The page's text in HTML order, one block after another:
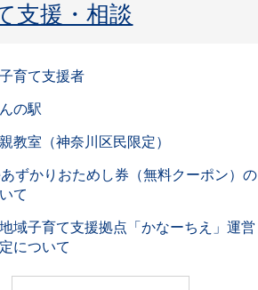
支援・相談
育て支援者
の駅
教室（神奈川区民限定）
ずかりおためし券（無料クーポン）の
て
域子育て支援拠点「かなーちえ」運営
について